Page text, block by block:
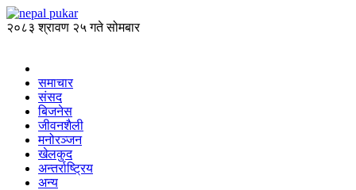
२०८३ श्रावण २५ गते सोमबार
समाचार
संसद
बिजनेस
जीवनशैली
मनोरञ्जन
खेलकुद
अन्तर्राष्ट्रिय
अन्य